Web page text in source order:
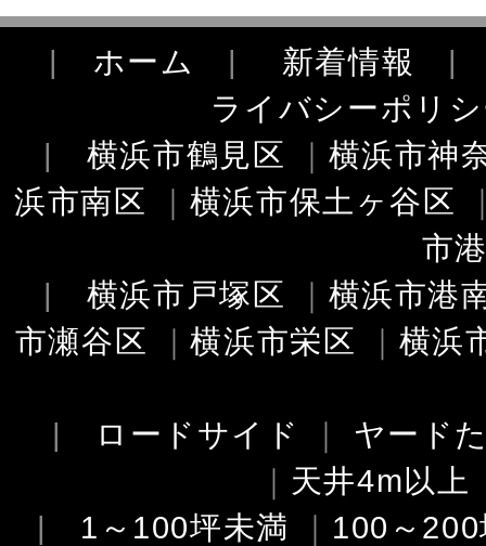
| ホーム | 新着情報
ライバシーポリ
| 横浜市鶴見区 ｜ 横浜市神
浜市南区 ｜ 横浜市保土ヶ谷区
市
| 横浜市戸塚区 ｜ 横浜市港
市瀬谷区 ｜横浜市栄区 ｜ 横浜
| ロードサイド ｜ ヤード
｜ 天井4m以上
| 1～100坪未満 ｜ 100～